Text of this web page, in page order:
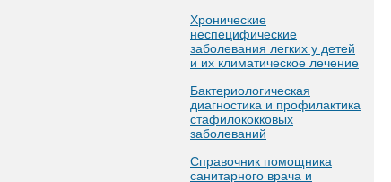
Хронические
неспецифические
заболевания легких у детей
и их климатическое лечение
Бактериологическая
диагностика и профилактика
стафилококковых
заболеваний
Справочник помощника
санитарного врача и